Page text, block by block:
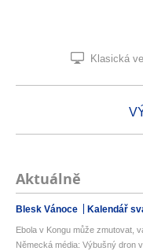
Klasická
Aktuálně
Blesk Vánoce Kalendář
Ebola v Kongu může zmutovat,
Německá média: Výbušný dron